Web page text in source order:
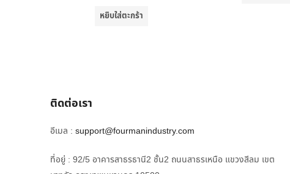
หยิบใส่ตะกร้า
ติดต่อเรา
อีเมล : support@fourmanindustry.com
ที่อยู่ : 92/5 อาคารสาธรธานี2 ชั้น2 ถนนสาธรเหนือ แขวงสีลม เขต